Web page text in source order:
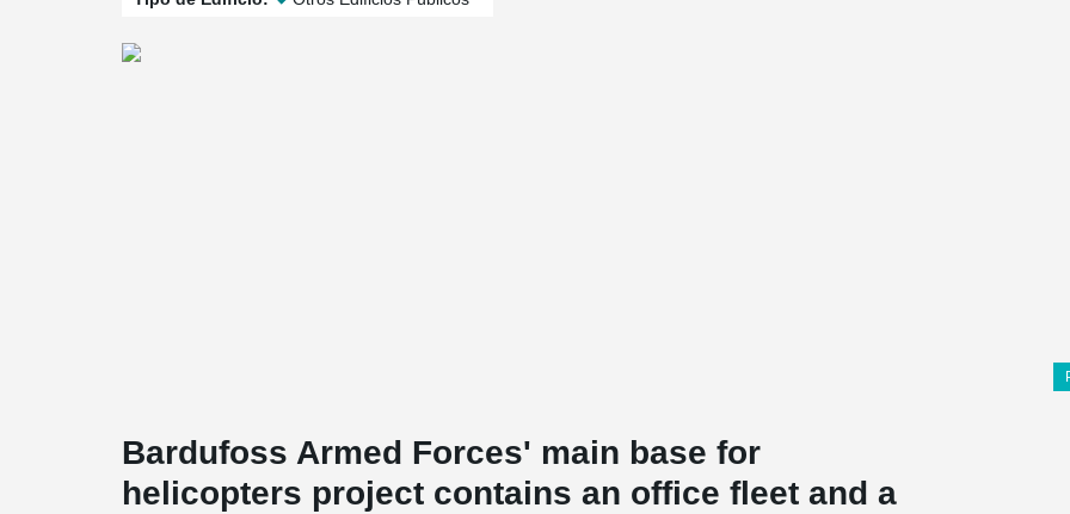
Bardufoss Armed Forces' main base for
helicopters project contains an office fleet and a